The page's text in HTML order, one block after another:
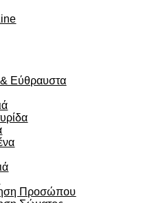
Εύθραυστα
Προσώπου